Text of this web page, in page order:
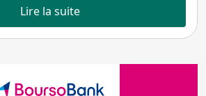
Lire la suite